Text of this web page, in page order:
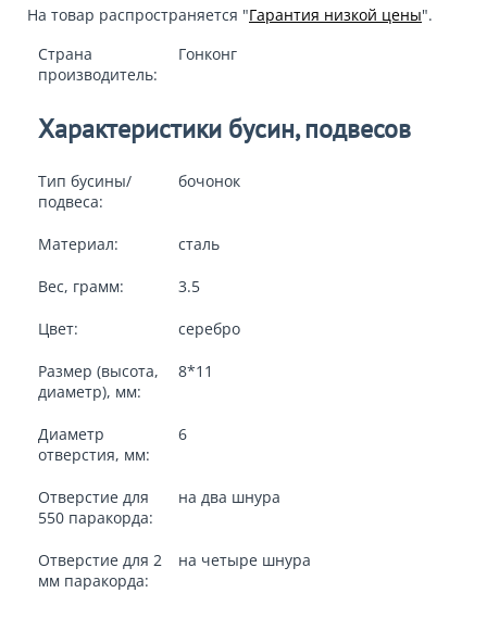
На товар распространяется "Гарантия низкой цены".
Страна
производитель:
Гонконг
Характеристики бусин, подвесов
Тип бусины/
подвеса:
бочонок
Материал: сталь
Вес, грамм: 3.5
Цвет: серебро
Размер (высота,
диаметр), мм:
8*11
Диаметр
отверстия, мм:
6
Отверстие для
550 паракорда:
на два шнура
Отверстие для 2
мм паракорда:
на четыре шнура